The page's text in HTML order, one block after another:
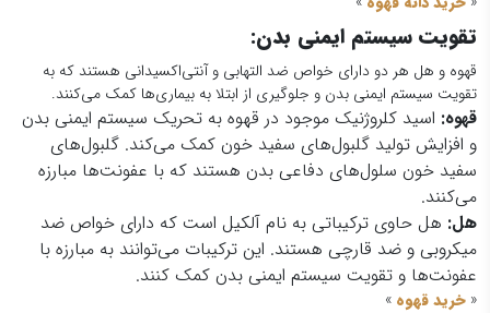
تقویت سیستم ایمنی بدن:
قهوه و هل هر دو دارای خواص ضد التهابی و آنتی‌اکسیدانی هستند که به
تقویت سیستم ایمنی بدن و جلوگیری از ابتلا به بیماری‌ها کمک می‌کنند.
قهوه: اسید کلروژنیک موجود در قهوه به تحریک سیستم ایمنی بدن
و افزایش تولید گلبول‌های سفید خون کمک می‌کند. گلبول‌های
سفید خون سلول‌های دفاعی بدن هستند که با عفونت‌ها مبارزه
می‌کنند.
هل: هل حاوی ترکیباتی به نام آلکیل است که دارای خواص ضد
میکروبی و ضد قارچی هستند. این ترکیبات می‌توانند به مبارزه با
عفونت‌ها و تقویت سیستم ایمنی بدن کمک کنند.
« خرید قهوه »